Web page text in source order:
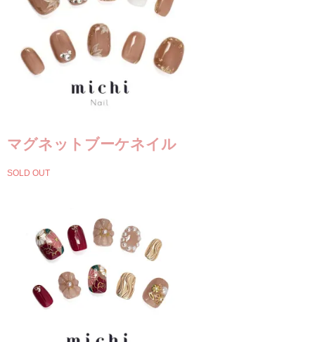
マグネットブーケネイル
SOLD OUT